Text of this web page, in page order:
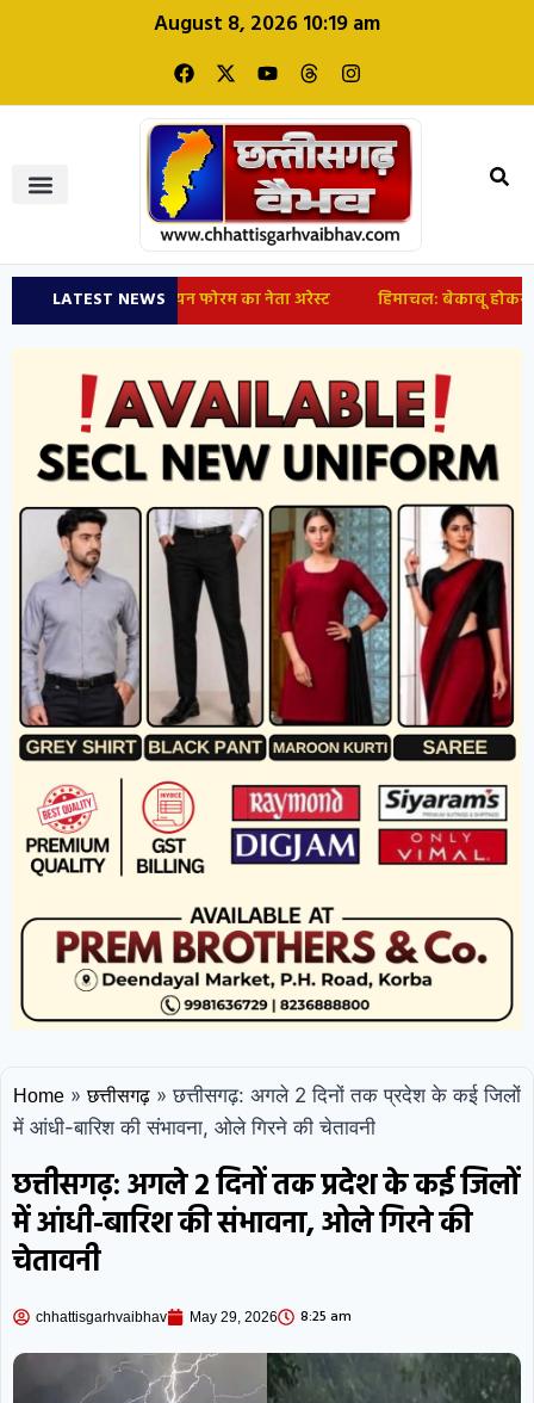
August 8, 2026 10:19 am
LATEST NEWS
हंगामा; क्रिश्चियन फोरम का नेता अरेस्ट हिमाचल: बेकाबू होकर 100
Home » छत्तीसगढ़ » छत्तीसगढ़: अगले 2 दिनों तक प्रदेश के कई जिलों
में आंधी-बारिश की संभावना, ओले गिरने की चेतावनी
छत्तीसगढ़: अगले 2 दिनों तक प्रदेश के कई जिलों
में आंधी-बारिश की संभावना, ओले गिरने की
चेतावनी
chhattisgarhvaibhav May 29, 2026 8:25 am